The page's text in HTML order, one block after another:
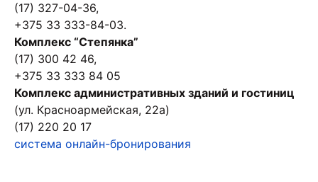
(17) 327-04-36,
+375 33 333-84-03.
Комплекс “Степянка”
(17) 300 42 46,
+375 33 333 84 05
Комплекс административных зданий и гостиниц
(ул. Красноармейская, 22а)
(17) 220 20 17
система онлайн-бронирования